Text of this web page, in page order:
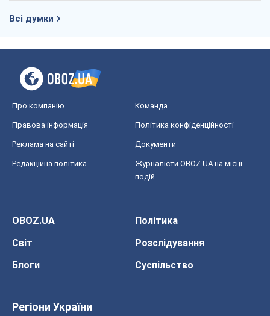
Всі думки
Про компанію Команда
Правова інформація Політика конфіденційності
Реклама на сайті Документи
Редакційна політика
Журналісти OBOZ.UA на місці
подій
OBOZ.UA
Політика
Світ
Розслідування
Блоги
Суспільство
Регіони України